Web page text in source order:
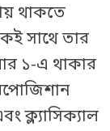
থাকতে
সাথে তার
১-এ থাকার
ক্ল্যাসিক্যাল